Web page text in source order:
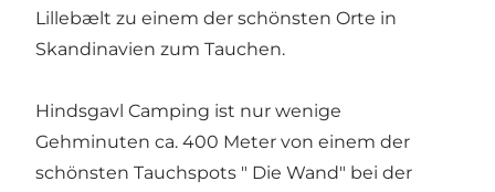
Lillebælt zu einem der schönsten Orte in
Skandinavien zum Tauchen.
Hindsgavl Camping ist nur wenige
Gehminuten ca. 400 Meter von einem der
schönsten Tauchspots " Die Wand" bei der